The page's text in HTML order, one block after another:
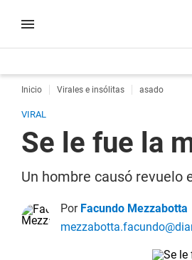
Inicio Virales e insólitas asado
VIRAL
Se le fue la
Un hombre causó revuelo
Por Facundo Mezzabotta